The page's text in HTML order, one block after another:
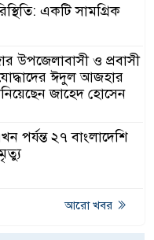
একটি সামগ্রিক
উপজেলাবাসী ও প্রবাসী
ঈদুল আজহার
জাহেদ হোসেন
পর্যন্ত ২৭ বাংলাদেশি
আরো খবর